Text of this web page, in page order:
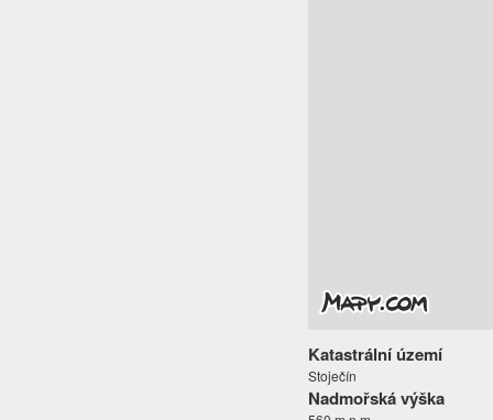
Katastrální území
Stoječín
Nadmořská výška